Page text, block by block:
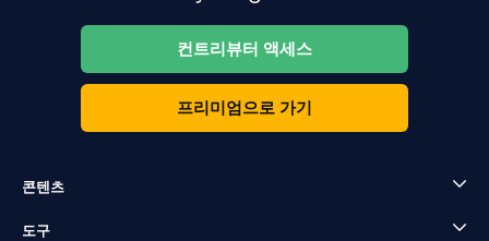
컨트리뷰터 액세스
프리미엄으로 가기
콘텐츠
도구